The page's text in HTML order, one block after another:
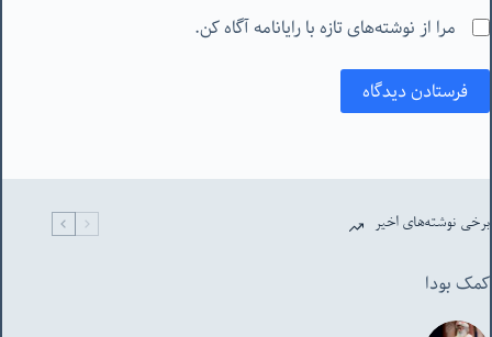
مرا از نوشته‌های تازه با رایانامه آگاه کن.
فرستادن دیدگاه
برخی نوشته‌های اخیر
کمک بودا